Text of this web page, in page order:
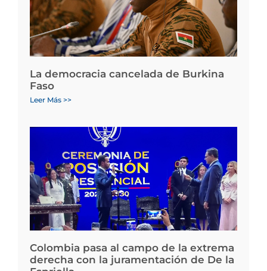
La democracia cancelada de Burkina
Faso
Leer Más >>
Colombia pasa al campo de la extrema
derecha con la juramentación de De la